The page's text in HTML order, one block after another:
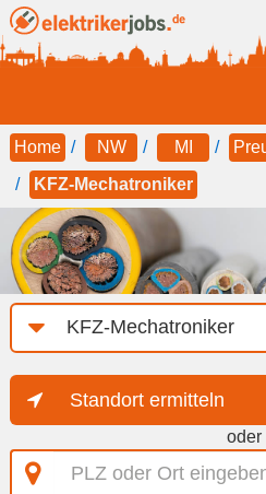
Home NW MI
KFZ-Mechatroniker
Job-
Kategorie
Standort ermitteln
oder
PLZ
oder